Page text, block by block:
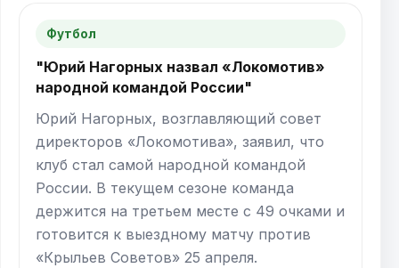
Футбол
"Юрий Нагорных назвал «Локомотив»
народной командой России"
Юрий Нагорных, возглавляющий совет
директоров «Локомотива», заявил, что
клуб стал самой народной командой
России. В текущем сезоне команда
держится на третьем месте с 49 очками и
готовится к выездному матчу против
«Крыльев Советов» 25 апреля.